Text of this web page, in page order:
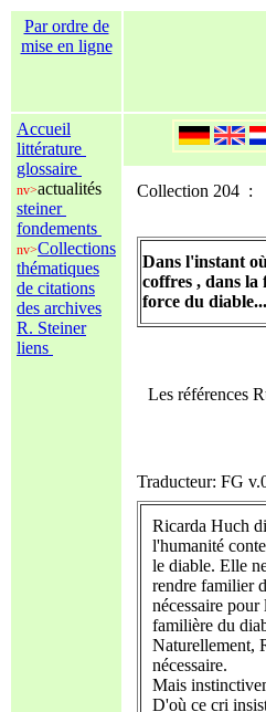
Par ordre de
mise en ligne
Accueil
littérature
glossaire
nv>actualités
steiner
fondements
nv>Collections
thématiques
de citations
des archives
R. Steiner
liens
Collection 204 :
Dans l'instant
coffres , dans la
force du
Les références
Traducteur: FG
Ricarda Huch
l'humanité
le diable. Elle
rendre familier
nécessaire
familière du
Naturellement,
nécessaire.
Mais
D'où ce cri